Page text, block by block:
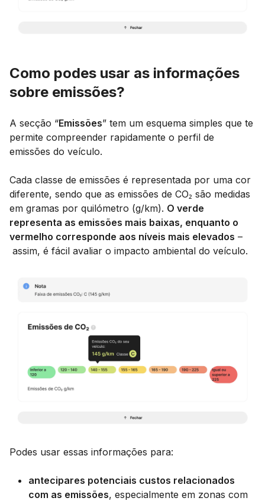
Como podes usar as informações
sobre emissões?
A secção “Emissões” tem um esquema simples que te
permite compreender rapidamente o perfil de
emissões do veículo.
Cada classe de emissões é representada por uma cor
diferente, sendo que as emissões de CO₂ são medidas
em gramas por quilómetro (g/km). O verde
representa as emissões mais baixas, enquanto o
vermelho corresponde aos níveis mais elevados –
assim, é fácil avaliar o impacto ambiental do veículo.
Podes usar essas informações para:
antecipares potenciais custos relacionados
com as emissões, especialmente em zonas com